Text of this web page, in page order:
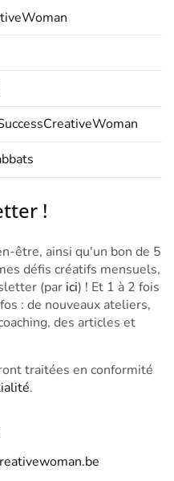
!
être, ainsi qu'un bon de 5
défis créatifs mensuels,
(par ici) ! Et 1 à 2 fois
: de nouveaux ateliers,
des articles et
traitées en conformité
.